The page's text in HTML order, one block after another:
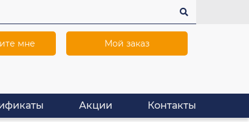
мне Мой заказ
Акции Контакты